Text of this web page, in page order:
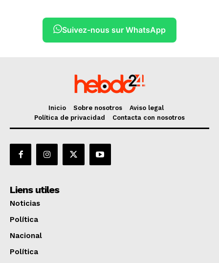
Suivez-nous sur WhatsApp
Inicio Sobre nosotros
Aviso legal
Política de privacidad
Contacta con nosotros
Liens utiles
Noticias
Política
Nacional
Política